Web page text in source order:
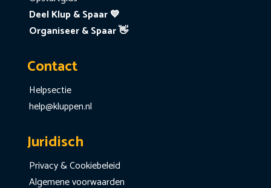
Deel Klup & Spaar 💙
Organiseer & Spaar 👋
Contact
Helpsectie
help@kluppen.nl
Juridisch
Privacy & Cookiebeleid
Algemene voorwaarden